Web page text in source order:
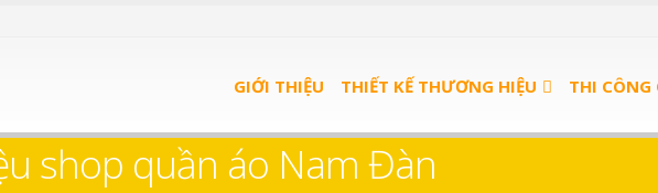
GIỚI THIỆU THIẾT KẾ THƯƠNG HIỆU THI CÔNG
shop quần áo Nam Đàn
Làm bảng hiệu trà
Bình Dương
Bảng Hiệu Salon Tóc
Vinh Thu Hút Mọi Ánh Nhìn
Bảng Hiệu Nhà Hàng
Nghệ An Độc Đáo